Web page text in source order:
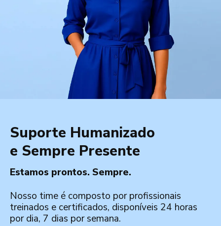
Suporte Humanizado
e Sempre Presente
Estamos prontos. Sempre.
Nosso time é composto por profissionais
treinados e certificados, disponíveis 24 horas
por dia, 7 dias por semana.